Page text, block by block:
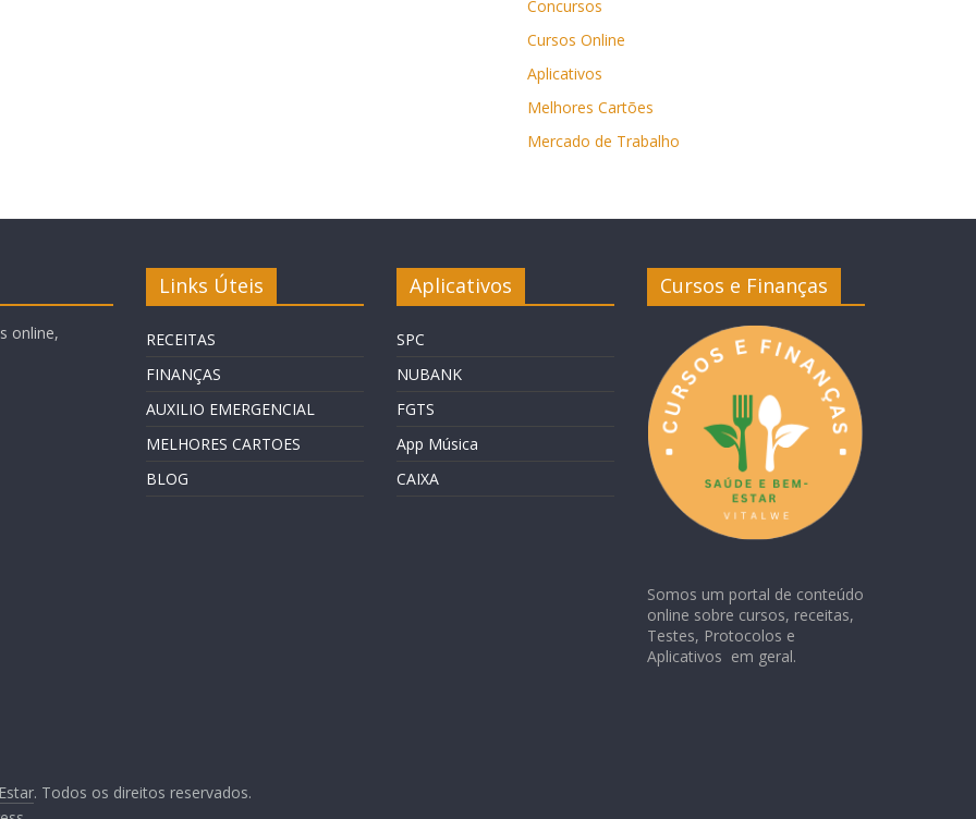
Concursos
Cursos Online
Aplicativos
Melhores Cartões
Mercado de Trabalho
online,
Links Úteis
RECEITAS
FINANÇAS
AUXILIO EMERGENCIAL
MELHORES CARTOES
BLOG
Aplicativos
SPC
NUBANK
FGTS
App Música
CAIXA
Cursos e Finanças
Somos um portal de conteúdo
online sobre cursos, receitas,
Testes, Protocolos e
Aplicativos em geral.
. Todos os direitos reservados.